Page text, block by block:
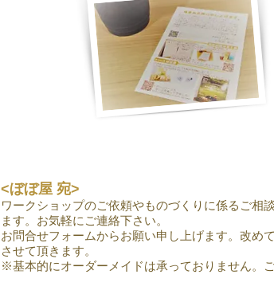
<ぼぼ屋 宛>
ワークショップのご依頼やものづくりに係るご相
ます。お気軽にご連絡下さい。
お問合せフォームからお願い申し上げます。改め
させて頂きます。
※基本的にオーダーメイドは承っておりません。ご